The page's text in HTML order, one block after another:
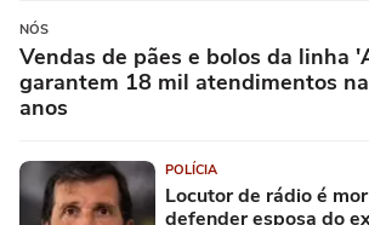
NÓS
Vendas de pães e bolos da linha
garantem 18 mil atendimentos
anos
POLÍCIA
Locutor de rádio é
defender esposa do